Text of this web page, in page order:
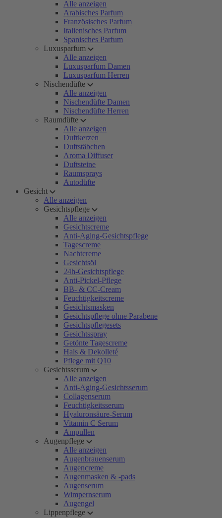
Alle anzeigen
Arabisches Parfum
Französisches Parfum
Italienisches Parfum
Spanisches Parfum
Luxusparfum
Alle anzeigen
Luxusparfum Damen
Luxusparfum Herren
Nischendüfte
Alle anzeigen
Nischendüfte Damen
Nischendüfte Herren
Raumdüfte
Alle anzeigen
Duftkerzen
Duftstäbchen
Aroma Diffuser
Duftsteine
Raumsprays
Autodüfte
Gesicht
Alle anzeigen
Gesichtspflege
Alle anzeigen
Gesichtscreme
Anti-Aging-Gesichtspflege
Tagescreme
Nachtcreme
Gesichtsöl
24h-Gesichtspflege
Anti-Pickel-Pflege
BB- & CC-Cream
Feuchtigkeitscreme
Gesichtsmasken
Gesichtspflege ohne Parabene
Gesichtspflegesets
Gesichtsspray
Getönte Tagescreme
Hals & Dekolleté
Pflege mit Q10
Gesichtsserum
Alle anzeigen
Anti-Aging-Gesichtsserum
Collagenserum
Feuchtigkeitsserum
Hyaluronsäure-Serum
Vitamin C Serum
Ampullen
Augenpflege
Alle anzeigen
Augenbrauenserum
Augencreme
Augenmasken & -pads
Augenserum
Wimpernserum
Augengel
Lippenpflege